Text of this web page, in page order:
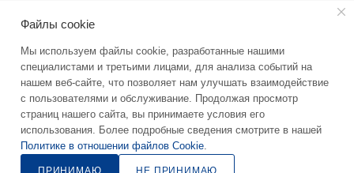
2026 © “ПК ХОЛОД” info@pkholod.ru Информация о товаре,
представленная на сайте служит для ознакомления. Технические
характеристики, параметры, цену уточняйте при заказе
Файлы cookie
Мы используем файлы cookie, разработанные нашими
специалистами и третьими лицами, для анализа событий на
нашем веб-сайте, что позволяет нам улучшать взаимодействие
с пользователями и обслуживание. Продолжая просмотр
страниц нашего сайта, вы принимаете условия его
использования. Более подробные сведения смотрите в нашей
Политике в отношении файлов Cookie.
ПРИНИМАЮ НЕ ПРИНИМАЮ